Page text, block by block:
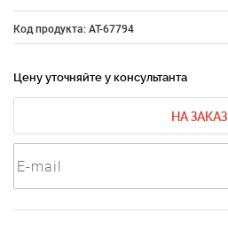
Код продукта: AT-67794
Цену уточняйте у консультанта
НА ЗАКАЗ